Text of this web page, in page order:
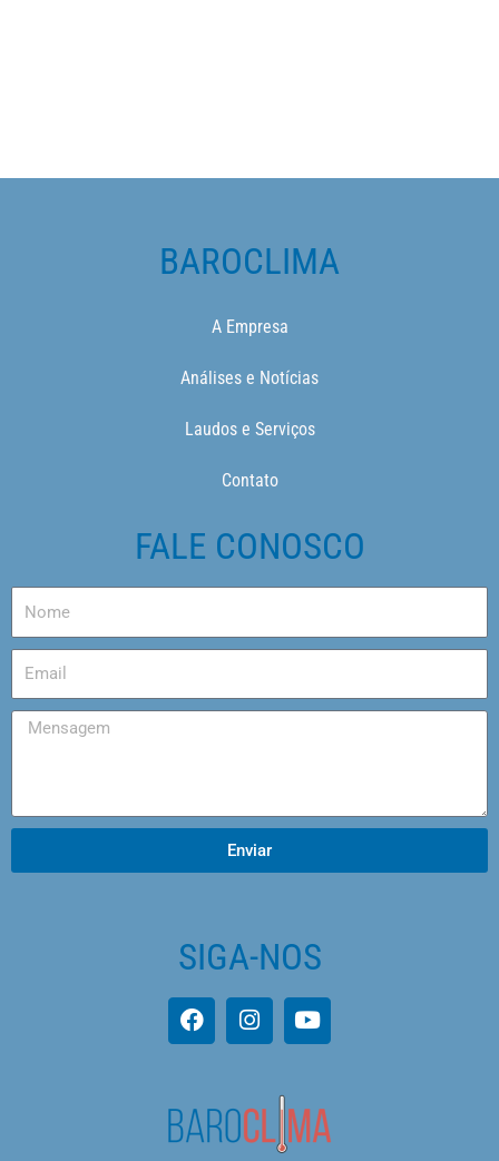
BAROCLIMA
A Empresa
Análises e Notícias
Laudos e Serviços
Contato
FALE CONOSCO
Enviar
SIGA-NOS